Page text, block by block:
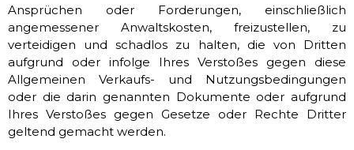
Ansprüchen oder Forderungen, einschließlich
angemessener Anwaltskosten, freizustellen, zu
verteidigen und schadlos zu halten, die von Dritten
aufgrund oder infolge Ihres Verstoßes gegen diese
Allgemeinen Verkaufs- und Nutzungsbedingungen
oder die darin genannten Dokumente oder aufgrund
Ihres Verstoßes gegen Gesetze oder Rechte Dritter
geltend gemacht werden.